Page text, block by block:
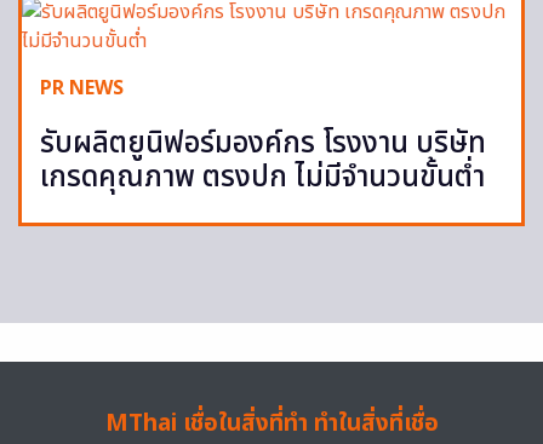
PR NEWS
รับผลิตยูนิฟอร์มองค์กร โรงงาน บริษัท
เกรดคุณภาพ ตรงปก ไม่มีจำนวนขั้นต่ำ
MThai เชื่อในสิ่งที่ทำ ทำในสิ่งที่เชื่อ